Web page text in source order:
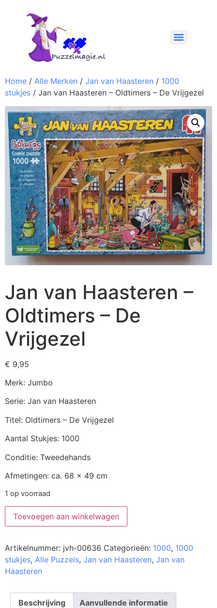
Home / Alle Merken / Jan van Haasteren / 1000
stukjes / Jan van Haasteren – Oldtimers – De Vrijgezel
Jan van Haasteren –
Oldtimers – De
Vrijgezel
€ 9,95
Merk: Jumbo
Serie: Jan van Haasteren
Titel: Oldtimers – De Vrijgezel
Aantal Stukjes: 1000
Conditie: Tweedehands
Afmetingen: ca. 68 x 49 cm
1 op voorraad
Toevoegen aan winkelwagen
Artikelnummer: jvh-00636 Categorieën: 1000, 1000
stukjes, Alle Puzzels, Jan van Haasteren, Jan van
Haasteren
Beschrijving Aanvullende informatie